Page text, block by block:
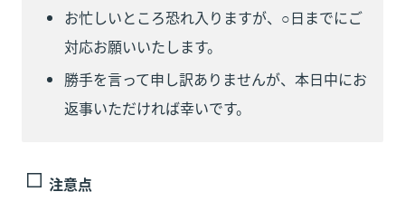
お忙しいところ恐れ入りますが、○日までにご
対応お願いいたします。
勝手を言って申し訳ありませんが、本日中にお
返事いただければ幸いです。
注意点